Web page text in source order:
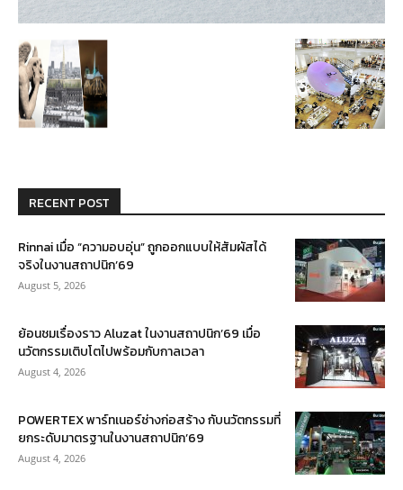
RECENT POST
Rinnai เมื่อ “ความอบอุ่น” ถูกออกแบบให้สัมผัสได้
จริงในงานสถาปนิก’69
August 5, 2026
ย้อนชมเรื่องราว Aluzat ในงานสถาปนิก’69 เมื่อ
นวัตกรรมเติบโตไปพร้อมกับกาลเวลา
August 4, 2026
POWERTEX พาร์ทเนอร์ช่างก่อสร้าง กับนวัตกรรมที่
ยกระดับมาตรฐานในงานสถาปนิก’69
August 4, 2026